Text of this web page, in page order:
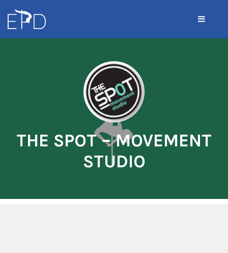
THE SPOT – MOVEMENT
STUDIO